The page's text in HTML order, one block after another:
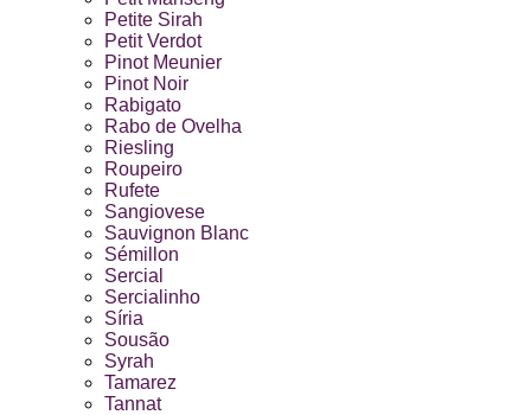
Petite Sirah
Petit Verdot
Pinot Meunier
Pinot Noir
Rabigato
Rabo de Ovelha
Riesling
Roupeiro
Rufete
Sangiovese
Sauvignon Blanc
Sémillon
Sercial
Sercialinho
Síria
Sousão
Syrah
Tamarez
Tannat